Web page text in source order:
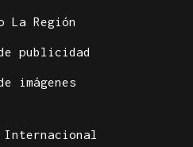
La Región
publicidad
imágenes
Internacional